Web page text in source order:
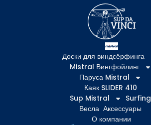
Доски для виндсёрфинга
Mistral Вингфойлинг
Паруса Mistral
Каяк SLIDER 410
Sup Mistral
Surfing
Весла Аксессуары
О компании